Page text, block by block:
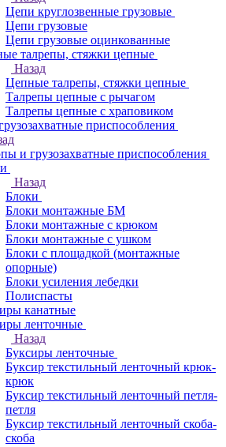
Цепи круглозвенные грузовые
Цепи грузовые
Цепи грузовые оцинкованные
талрепы, стяжки цепные
Назад
Цепные талрепы, стяжки цепные
Талрепы цепные с рычагом
Талрепы цепные с храповиком
приспособления
и грузозахватные приспособления
Назад
Блоки
Блоки монтажные БМ
Блоки монтажные с крюком
Блоки монтажные с ушком
Блоки с площадкой (монтажные
опорные)
Блоки усиления лебедки
Полиспасты
канатные
ленточные
Назад
Буксиры ленточные
Буксир текстильный ленточный крюк-
крюк
Буксир текстильный ленточный петля-
петля
Буксир текстильный ленточный скоба-
скоба